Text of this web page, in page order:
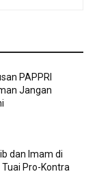
PAPPRI
Jangan
dan Imam di
Pro-Kontra